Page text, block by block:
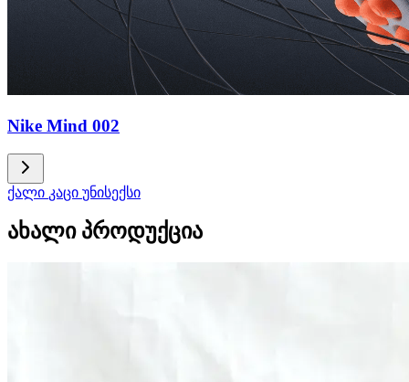
Nike Mind 002
ქალი კაცი უნისექსი
ახალი პროდუქცია